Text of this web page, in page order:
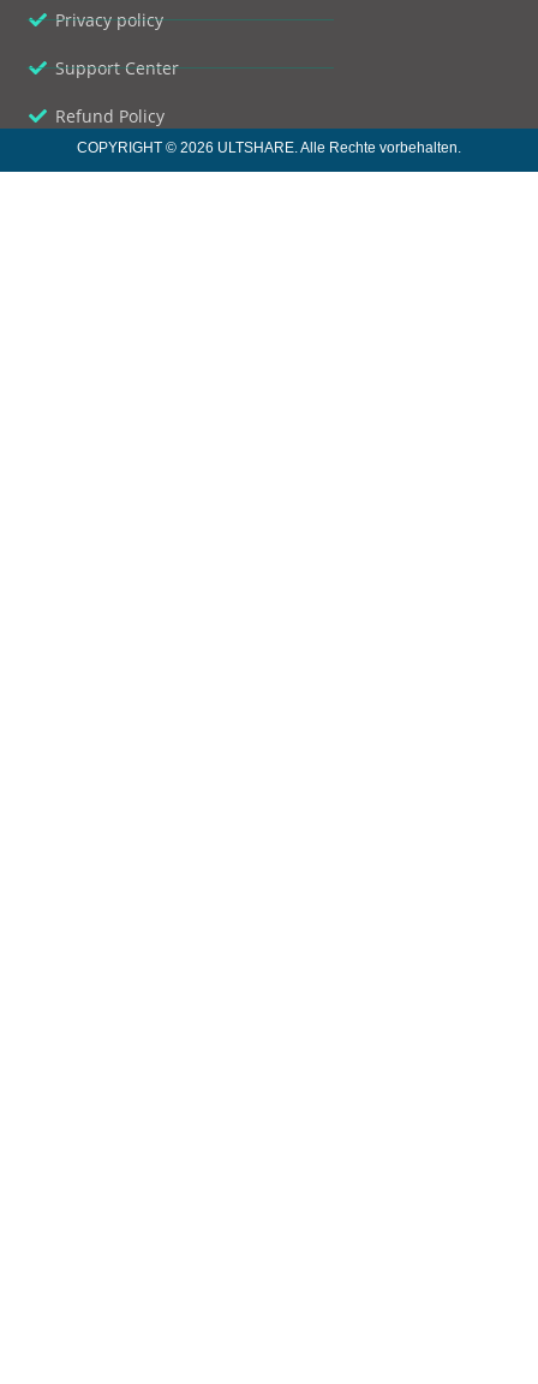
Privacy policy
Support Center
Refund Policy
COPYRIGHT © 2026 ULTSHARE. Alle Rechte vorbehalten.